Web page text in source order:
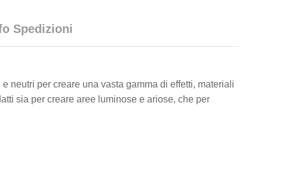
Spedizioni
neutri per creare una vasta gamma di effetti, materiali
sia per creare aree luminose e ariose, che per